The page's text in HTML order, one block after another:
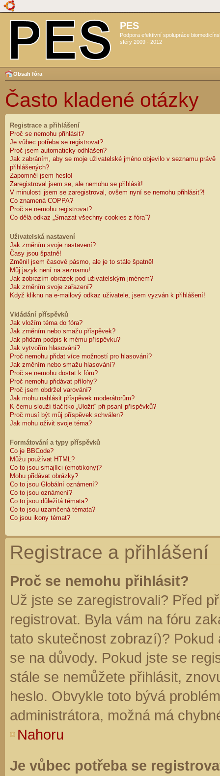
PES
Podpora efektivní spolupráce
sféry 2009 - 2012
Obsah fóra
Často kladené otázky
Registrace a přihlášení
Proč se nemohu přihlásit?
Je vůbec potřeba se registrovat?
Proč jsem automaticky odhlášen?
Jak zabráním, aby se moje uživatelské jméno objevilo v seznamu právě
přihlášených?
Zapomněl jsem heslo!
Zaregistroval jsem se, ale nemohu se přihlásit!
V minulosti jsem se zaregistroval, ovšem nyní se nemohu přihlásit?!
Co znamená COPPA?
Proč se nemohu registrovat?
Co dělá odkaz „Smazat všechny cookies z fóra“?
Uživatelská nastavení
Jak změním svoje nastavení?
Časy jsou špatně!
Změnil jsem časové pásmo, ale je to stále špatně!
Můj jazyk není na seznamu!
Jak zobrazím obrázek pod uživatelským jménem?
Jak změním svoje zařazení?
Když kliknu na e-mailový odkaz uživatele, jsem vyzván k přihlášení!
Vkládání příspěvků
Jak vložím téma do fóra?
Jak změním nebo smažu příspěvek?
Jak přidám podpis k mému příspěvku?
Jak vytvořím hlasování?
Proč nemohu přidat více možností pro hlasování?
Jak změním nebo smažu hlasování?
Proč se nemohu dostat k fóru?
Proč nemohu přidávat přílohy?
Proč jsem obdržel varování?
Jak mohu nahlásit příspěvek moderátorům?
K čemu slouží tlačítko „Uložit“ při psaní příspěvků?
Proč musí být můj příspěvek schválen?
Jak mohu oživit svoje téma?
Formátování a typy příspěvků
Co je BBCode?
Můžu používat HTML?
Co to jsou smajlíci (emotikony)?
Mohu přidávat obrázky?
Co to jsou Globální oznámení?
Co to jsou oznámení?
Co to jsou důležitá témata?
Co to jsou uzamčená témata?
Co jsou ikony témat?
Registrace a přihlášení
Proč se nemohu přihlásit?
Už jste se zaregistrovali? Před
registrovat. Byla vám na fóru
tato skutečnost zobrazí)?
se na důvody. Pokud jste se
stále se nemůžete přihlásit,
heslo. Obvykle toto bývá
administrátora, možná má
Nahoru
Je vůbec potřeba se